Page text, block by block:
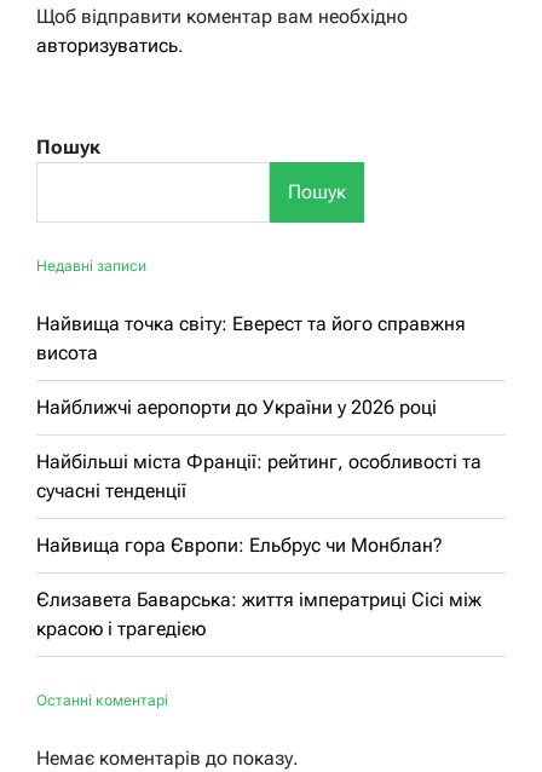
Щоб відправити коментар вам необхідно
авторизуватись.
Пошук
Пошук
Недавні записи
Найвища точка світу: Еверест та його справжня
висота
Найближчі аеропорти до України у 2026 році
Найбільші міста Франції: рейтинг, особливості та
сучасні тенденції
Найвища гора Європи: Ельбрус чи Монблан?
Єлизавета Баварська: життя імператриці Сісі між
красою і трагедією
Останні коментарі
Немає коментарів до показу.